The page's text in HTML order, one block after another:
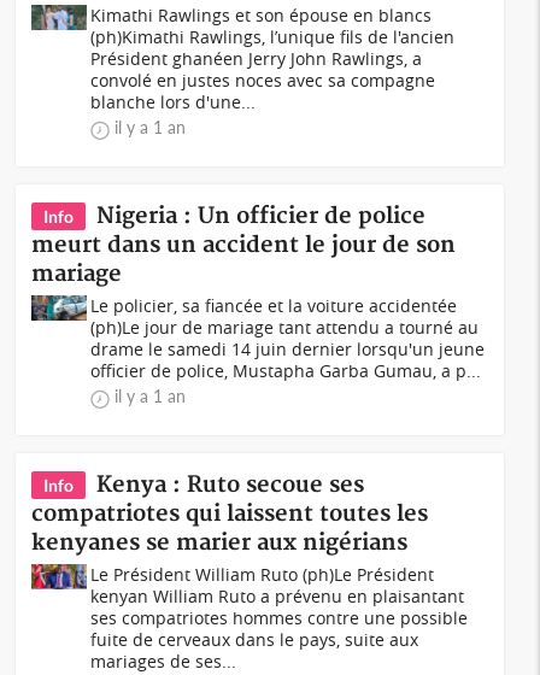
Kimathi Rawlings et son épouse en blancs
(ph)Kimathi Rawlings, l’unique fils de l'ancien
Président ghanéen Jerry John Rawlings, a
convolé en justes noces avec sa compagne
blanche lors d'une...
il y a 1 an
Info
Nigeria : Un officier de police
meurt dans un accident le jour de son
mariage
Le policier, sa fiancée et la voiture accidentée
(ph)Le jour de mariage tant attendu a tourné au
drame le samedi 14 juin dernier lorsqu'un jeune
officier de police, Mustapha Garba Gumau, a p...
il y a 1 an
Info
Kenya : Ruto secoue ses
compatriotes qui laissent toutes les
kenyanes se marier aux nigérians
Le Président William Ruto (ph)Le Président
kenyan William Ruto a prévenu en plaisantant
ses compatriotes hommes contre une possible
fuite de cerveaux dans le pays, suite aux
mariages de ses...